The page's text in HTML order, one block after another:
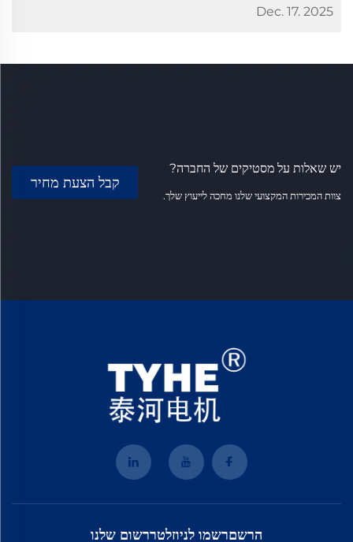
Dec. 17. 2025
יש שאלות על מסטיקים של החברה?
צוות המכירות המקצועי שלנו מחכה לייעוץ שלך.
קבל הצעת מחיר
הרשםרשמו לניוזלטררשום שלנו